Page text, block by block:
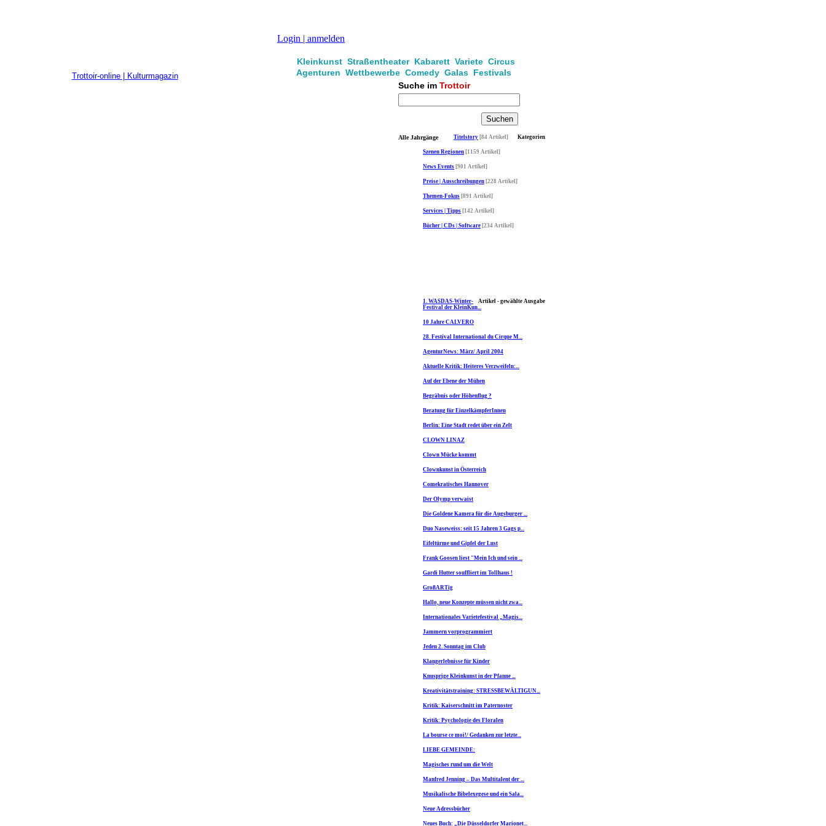
Login | anmelden
Kleinkunst Straßentheater Kabarett Variete Circus
Agenturen Wettbewerbe Comedy Galas Festivals
Trottoir-online | Kulturmagazin
Suche im Trottoir
Kategorien
Alle Jahrgänge Titelstory [84 Artikel]
Szenen Regionen [1159 Artikel]
News Events [901 Artikel]
Preise | Ausschreibungen [228 Artikel]
Themen-Fokus [891 Artikel]
Services | Tipps [142 Artikel]
Bücher | CDs | Software [234 Artikel]
Artikel - gewählte Ausgabe
1. WASDAS-Winter-
Festival der KleinKun...
10 Jahre CALVERO
28. Festival International du Cirque M...
AgenturNews: März/ April 2004
Aktuelle Kritik: Heiteres Verzweifeln:...
Auf der Ebene der Mühen
Begräbnis oder Höhenflug ?
Beratung für EinzelkämpferInnen
Berlin: Eine Stadt redet über ein Zelt
CLOWN LINAZ
Clown Mücke kommt
Clownkunst in Österreich
Comekratisches Hannover
Der Olymp verwaist
Die Goldene Kamera für die Augsburger ...
Duo Naseweiss: seit 15 Jahren 3 Gags p...
Eifeltürme und Gipfel der Lust
Frank Goosen liest "Mein Ich und sein ...
Gardi Hutter souffliert im Tollhaus !
GroßARTig
Hallo, neue Konzepte müssen nicht zwa...
Internationales Varietefestival „Magis...
Jammern vorprogrammiert
Jeden 2. Sonntag im Club
Klangerlebnisse für Kinder
Knusprige Kleinkunst in der Pfanne ...
Kreativitätstraining: STRESSBEWÄLTIGUN...
Kritik: Kaiserschnitt im Paternoster
Kritik: Psychologie des Floralen
La bourse ce moi!/ Gedanken zur letzte...
LIEBE GEMEINDE:
Magisches rund um die Welt
Manfred Jenning – Das Multitalent der ...
Musikalische Bibelexegese und ein Sala...
Neue Adressbücher
Neues Buch: „Die Düsseldorfer Marionet...